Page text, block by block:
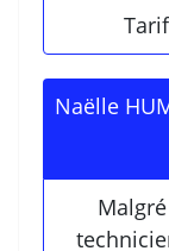
Naëlle